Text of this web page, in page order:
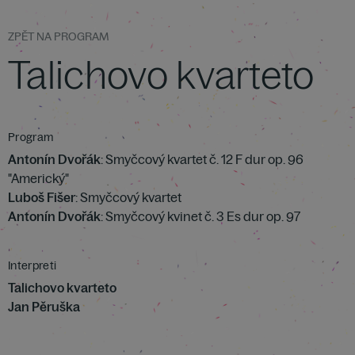
ZPĚT NA PROGRAM
Talichovo kvarteto
Program
Antonín Dvořák: Smyčcový kvartet č. 12 F dur op. 96
"Americký"
Luboš Fišer: Smyčcový kvartet
Antonín Dvořák: Smyčcový kvinet č. 3 Es dur op. 97
Interpreti
Talichovo kvarteto
Jan Pěruška